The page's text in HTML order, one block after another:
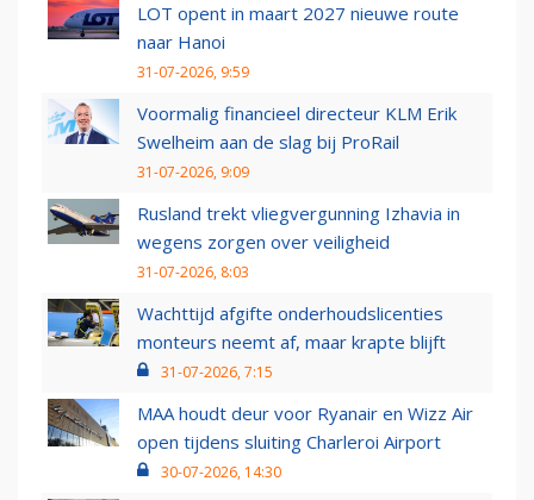
LOT opent in maart 2027 nieuwe route
naar Hanoi
31-07-2026, 9:59
Voormalig financieel directeur KLM Erik
Swelheim aan de slag bij ProRail
31-07-2026, 9:09
Rusland trekt vliegvergunning Izhavia in
wegens zorgen over veiligheid
31-07-2026, 8:03
Wachttijd afgifte onderhoudslicenties
monteurs neemt af, maar krapte blijft
31-07-2026, 7:15
MAA houdt deur voor Ryanair en Wizz Air
open tijdens sluiting Charleroi Airport
30-07-2026, 14:30